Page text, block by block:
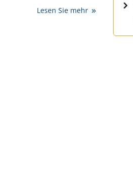
Lesen Sie mehr